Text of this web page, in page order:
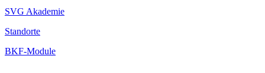
SVG Akademie
Standorte
BKF-Module